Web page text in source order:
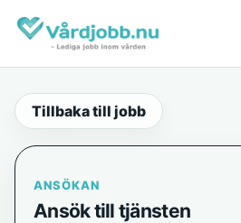
Tillbaka till jobb
ANSÖKAN
Ansök till tjänsten